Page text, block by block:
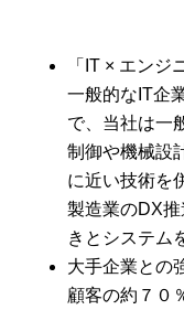
「IT × エンジ
一般的なIT企
で、当社は一
制御や機械設
に近い技術を
製造業のDX
きとシステム
大手企業との
顧客の約７０